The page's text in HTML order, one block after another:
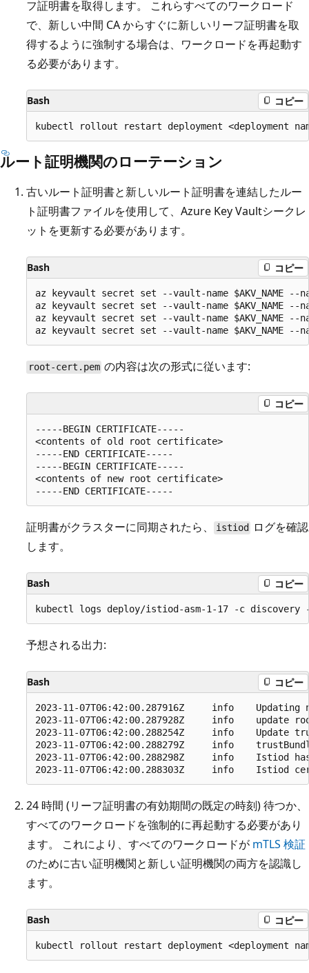
フ証明書を取得します。 これらすべてのワークロード
で、新しい中間 CA からすぐに新しいリーフ証明書を取
得するように強制する場合は、ワークロードを再起動す
る必要があります。
Bash コピー
ルート証明機関のローテーション
古いルート証明書と新しいルート証明書を連結したルー
ト証明書ファイルを使用して、Azure Key Vaultシークレ
ットを更新する必要があります。
Bash コピー
az keyvault secret set --vault-name
az keyvault secret set --vault-name $AKV_NAME
az keyvault secret set --vault-name $AKV_NAME
root-cert.pem の内容は次の形式に従います:
コピー
-----BEGIN CERTIFICATE-----
<contents of old root certificate>
-----END CERTIFICATE-----
-----BEGIN CERTIFICATE-----
<contents of new root certificate>
証明書がクラスターに同期されたら、 istiod
ログを確認
します。
Bash コピー
予想される出力:
Bash コピー
2023-11-07T06:42:00.287916Z     info    Updating
2023-11-07T06:42:00.287928Z     info    update
2023-11-07T06:42:00.288254Z     info    Update
2023-11-07T06:42:00.288279Z     info
2023-11-07T06:42:00.288298Z     info    Istiod
24 時間 (リーフ証明書の有効期間の既定の時刻) 待つか、
すべてのワークロードを強制的に再起動する必要があり
ます。 これにより、すべてのワークロードが mTLS 検証
のために古い証明機関と新しい証明機関の両方を認識し
ます。
Bash コピー